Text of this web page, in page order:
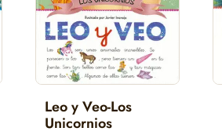
Leo y Veo-Los
Unicornios